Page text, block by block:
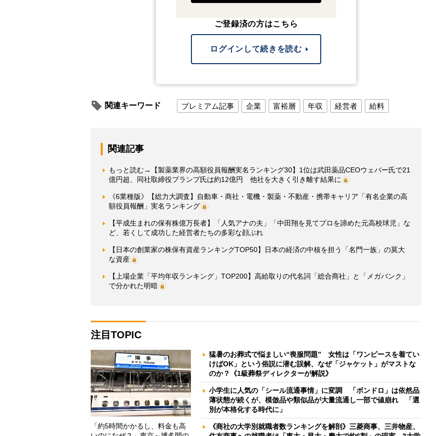
ご登録済の方はこちら
ログインして続きを読む
関連キーワード プレミアム記事 企業 富裕層 年収 経営者 給料
関連記事
もっと読む→【製薬業界の高額役員報酬実名ランキング30】1位は武田薬品CEOウェバー氏で21
億円超、同社取締役プランプ氏は約12億円 他社を大きく引き離す結果に
《6業種版》【総力大調査】自動車・商社・電機・製薬・不動産・携帯キャリア「有名企業の高
額役員報酬」実名ランキング
【平成生まれの保有株億万長者】「人気アナの夫」「中田翔を見てプロを諦めた元高校球児」な
ど、若くして成功した経営者たちの多彩な顔ぶれ
【日本の創業家の株保有資産ランキングTOP50】日本の経済の中核を担う「名門一族」の莫大
な資産
【上場企業「平均年収ランキング」TOP200】高給取りの代名詞「総合商社」と「メガバンク」
で分かれた明暗
注目TOPIC
「約5時間かかるし、料金も高
猛暑のお葬式で悩ましい“喪服問題” 女性は「ワンピースを着てい
けばOK」という俗説に潜む誤解、なぜ「ジャケット」がマストな
のか？《1級葬祭ディレクターが解説》
小学生に人気の「シール流通事情」に変調 「ボンドロ」は依然品
薄状態が続くが、模倣品や類似品が大量流通し一部で値崩れ 「選
別が本格化する時代に」
《商社の大学別就職者数ランキングを解剖》三菱商事、三井物産、